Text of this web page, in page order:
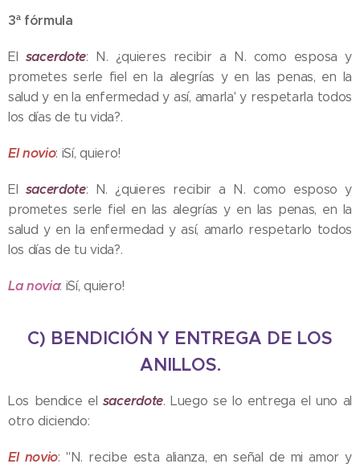
3ª fórmula
El sacerdote: N. ¿quieres recibir a N. como esposa y
prometes serle fiel en la alegrías y en las penas, en la
salud y en la enfermedad y así, amarla' y respetarla todos
los días de tu vida?.
El novio: iSí, quiero!
El sacerdote: N. ¿quieres recibir a N. como esposo y
prometes serle fiel en las alegrías y en las penas, en la
salud y en la enfermedad y así, amarlo respetarlo todos
los días de tu vida?.
La novia: iSí, quiero!
C) BENDICIÓN Y ENTREGA DE LOS
ANILLOS.
Los bendice el sacerdote. Luego se lo entrega el uno al
otro diciendo:
El novio: "N. recibe esta alianza, en señal de mi amor y